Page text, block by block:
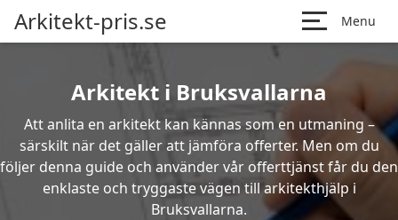
Arkitekt-pris.se Menu
Arkitekt i Bruksvallarna
Att anlita en arkitekt kan kännas som en utmaning –
särskilt när det gäller att jämföra offerter. Men om du
följer denna guide och använder vår offerttjänst får du den
enklaste och tryggaste vägen till arkitekthjälp i
Bruksvallarna.